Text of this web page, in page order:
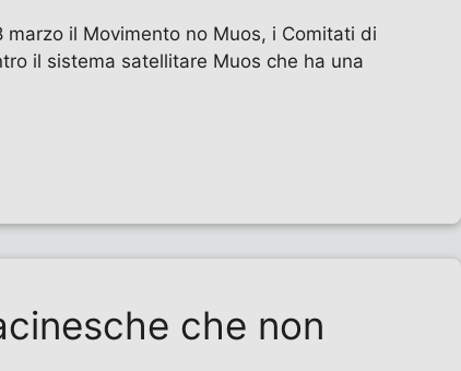
il Movimento no Muos, i Comitati di
il sistema satellitare Muos che ha una
che non